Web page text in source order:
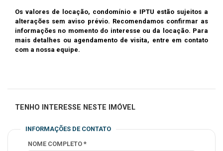
Os valores de locação, condomínio e IPTU estão sujeitos a
alterações sem aviso prévio. Recomendamos confirmar as
informações no momento do interesse ou da locação. Para
mais detalhes ou agendamento de visita, entre em contato
com a nossa equipe.
TENHO INTERESSE NESTE IMÓVEL
INFORMAÇÕES DE CONTATO
NOME COMPLETO *